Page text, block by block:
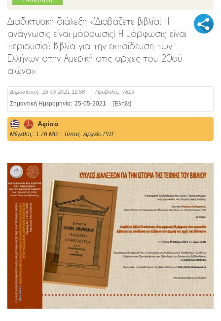
Διαδικτυακή διάλεξη «’Διαβάζετε βιβλία! Η
ανάγνωσις είναι μόρφωσις! Η μόρφωσις είναι
περιουσία’: Βιβλία για την εκπαίδευση των
Ελλήνων στην Αμερική στις αρχές του 20ού
αιώνα»
Δημοσίευση: 18-05-2021 12:56 | Προβολές: 7813
Σημαντική Ημερομηνία: 25-05-2021 [Έληξε]
Αφίσα
Mέγεθος: 1.76 MB :: Τύπος: Αρχείο PDF